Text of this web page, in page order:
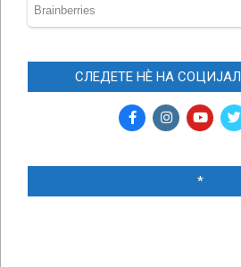
СЛЕДЕТЕ НЀ НА
*